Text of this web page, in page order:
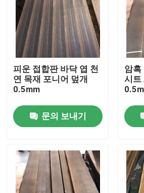
제품
피운 접합판 바닥 엽 천
연 목재 포니어 덮개
0.5mm
문의 보내기
암흑
시트